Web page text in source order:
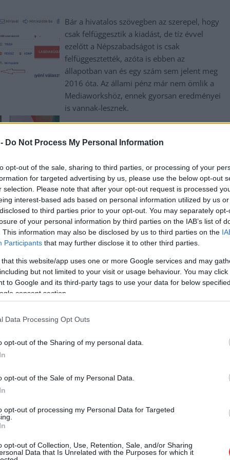
Do Not Process My Personal Information
opt-out of the sale, sharing to third parties, or processing of your
for targeted advertising by us, please use the below opt-out
selection. Please note that after your opt-out request is processed
interest-based ads based on personal information utilized by us
to third parties prior to your opt-out. You may separately
of your personal information by third parties on the IAB’s list of
This information may also be disclosed by us to third parties on the
Participants that may further disclose it to other third parties.
that this website/app uses one or more Google services and may
but not limited to your visit or usage behaviour. You may
to Google and its third-party tags to use your data for below
consent section.
Data Processing Opt Outs
opt-out of the Sharing of my personal data.
opt-out of the Sale of my Personal Data.
opt-out of processing my Personal Data for Targeted
opt-out of Collection, Use, Retention, Sale, and/or Sharing
Data that Is Unrelated with the Purposes for which it
Bár a hivatalos szövegben az szerepel, hogy
csak felfüggesztik a kiadást, de tíz évvel
ezelőtt a Népszabadságot is csak
felfüggesztették, azóta is ebben az
állapotban van és egy szám sem jelent meg
2016 óta. Az állami pénz már nem ömlik a
Mediaworkshöz, ennek gyorsan eredményei
is vannak-lesznek.
Szolnok megye leállítás, media,médiaworks megyei metropol pénz
érdeklődés… amíg mindkét fix
A propaganda gyönyörűen filterezett
képeket közölt a hatalmas tömegről, ám két
helyi webkamera is az ominózus egri teret
bizony igen szellős a közel sem tele levő tér.
az egyik, majd a másik kamera képe is